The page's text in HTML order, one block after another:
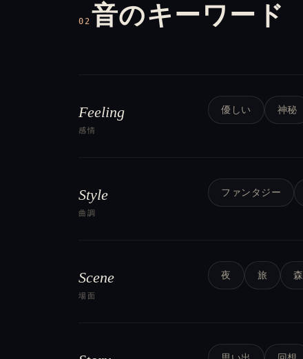
02 音のキーワード
Feeling
感情
優しい 神秘
Style
曲調
ファンタジー
Scene
場面
夜 旅 森